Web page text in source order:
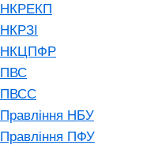
НКРЕКП
НКРЗІ
НКЦПФР
ПВС
ПВСС
Правління НБУ
Правління ПФУ